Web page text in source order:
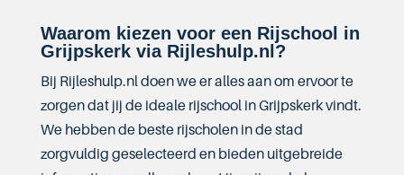
Waarom kiezen voor een Rijschool in
Grijpskerk via Rijleshulp.nl?
Bij Rijleshulp.nl doen we er alles aan om ervoor te
zorgen dat jij de ideale rijschool in Grijpskerk vindt.
We hebben de beste rijscholen in de stad
zorgvuldig geselecteerd en bieden uitgebreide